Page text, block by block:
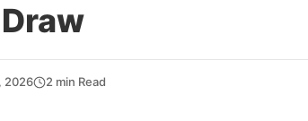
2026 2 min Read